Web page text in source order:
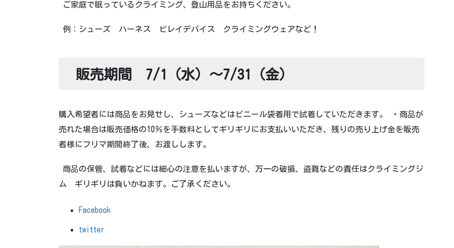
ご家庭で眠っているクライミング、登山用品をお持ちください。
例：シューズ ハーネス ビレイデバイス クライミングウェアなど！
販売期間 7/1（水）～7/31（金）
購入希望者には商品をお見せし、シューズなどはビニール袋着用で試着していただきます。 ・商品が
売れた場合は販売価格の10％を手数料としてギリギリにお支払いいただき、残りの売り上げ金を販売
者様にフリマ期間終了後、お渡しします。
商品の保管、試着などには細心の注意を払いますが、万一の破損、盗難などの責任はクライミングジ
ム ギリギリは負いかねます。ご了承ください。
Facebook
twitter